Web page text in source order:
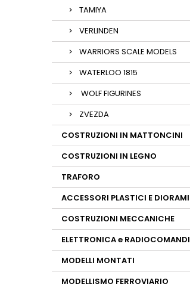
TAMIYA
VERLINDEN
WARRIORS SCALE MODELS
WATERLOO 1815
WOLF FIGURINES
ZVEZDA
COSTRUZIONI IN MATTONCINI
COSTRUZIONI IN LEGNO
TRAFORO
ACCESSORI PLASTICI E DIORAMI
COSTRUZIONI MECCANICHE
ELETTRONICA e RADIOCOMANDI
MODELLI MONTATI
MODELLISMO FERROVIARIO